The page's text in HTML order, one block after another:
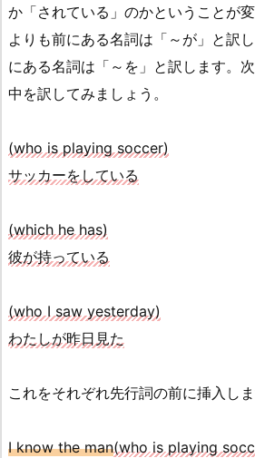
か「されている」のかということが
よりも前にある名詞は「～が」と訳
にある名詞は「～を」と訳します。
中を訳してみましょう。
(who is playing soccer)
サッカーをしている
(which he has)
彼が持っている
(who I saw yesterday)
わたしが昨日見た
これをそれぞれ先行詞の前に挿入しま
I know the man(who is playing